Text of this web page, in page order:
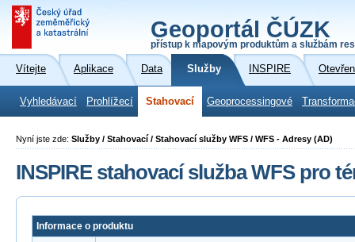
Geoportál ČÚZK
přístup k mapovým produktům a službám
Vítejte Aplikace Data Služby INSPIRE
Vyhledávací Prohlížecí Stahovací Geoprocessingové
Nyní jste zde: Služby / Stahovací / Stahovací služby WFS / WFS - Adresy (AD)
INSPIRE stahovací služba WFS pro
Informace o produktu